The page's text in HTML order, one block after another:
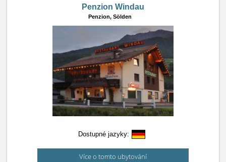
Penzion Windau
Penzion, Sölden
Dostupné jazyky:
Více o tomto ubytování